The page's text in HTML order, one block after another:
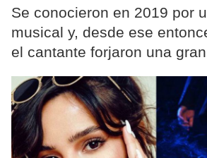
Se conocieron en 2019 por
musical y, desde ese
el cantante forjaron una